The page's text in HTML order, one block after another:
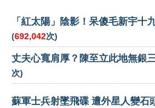
「紅太陽」陰影！呆傻毛新宇十
(692,042次)
丈夫心寬肩厚？陳至立此地無銀
次)
蘇軍士兵射墜飛碟 遭外星人變石